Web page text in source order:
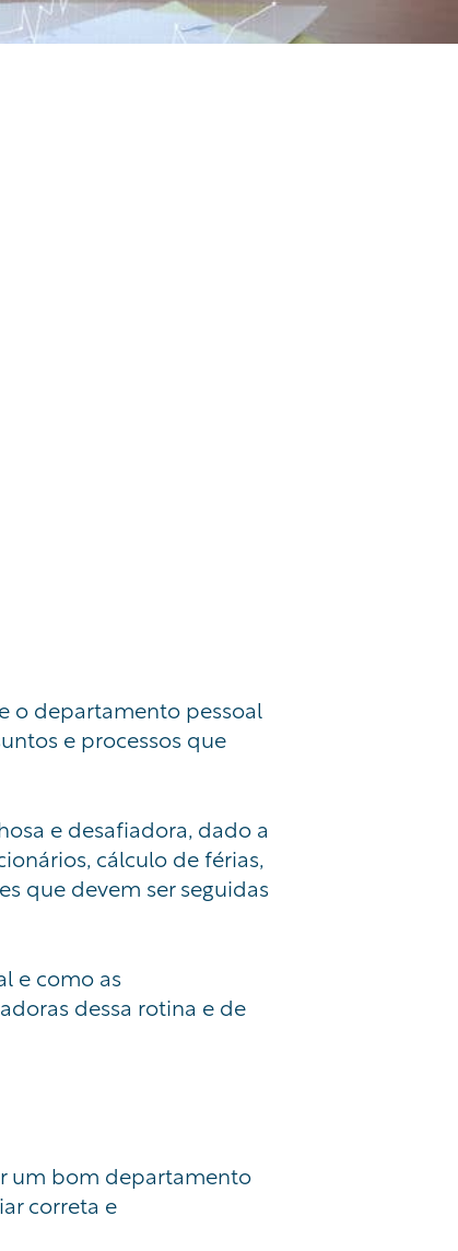
o departamento pessoal
e processos que
e desafiadora, dado a
cálculo de férias,
que devem ser seguidas
e como as
dessa rotina e de
um bom departamento
correta e